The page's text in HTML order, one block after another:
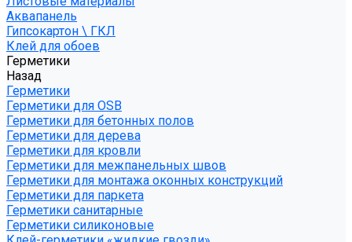
Аквапанель
Гипсокартон \ ГКЛ
Клей для обоев
Герметики
Назад
Герметики
Герметики для OSB
Герметики для бетонных полов
Герметики для дерева
Герметики для кровли
Герметики для межпанельных швов
Герметики для монтажа оконных конструкций
Герметики для паркета
Герметики санитарные
Герметики силиконовые